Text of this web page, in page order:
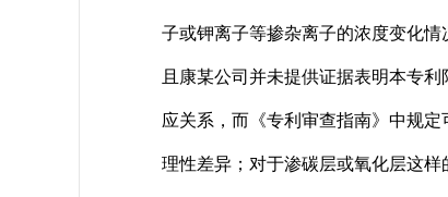
子或钾离子等掺杂离子的浓度变化
且康某公司并未提供证据表明本专
应关系，而《专利审查指南》中规
理性差异；对于渗碳层或氧化层这